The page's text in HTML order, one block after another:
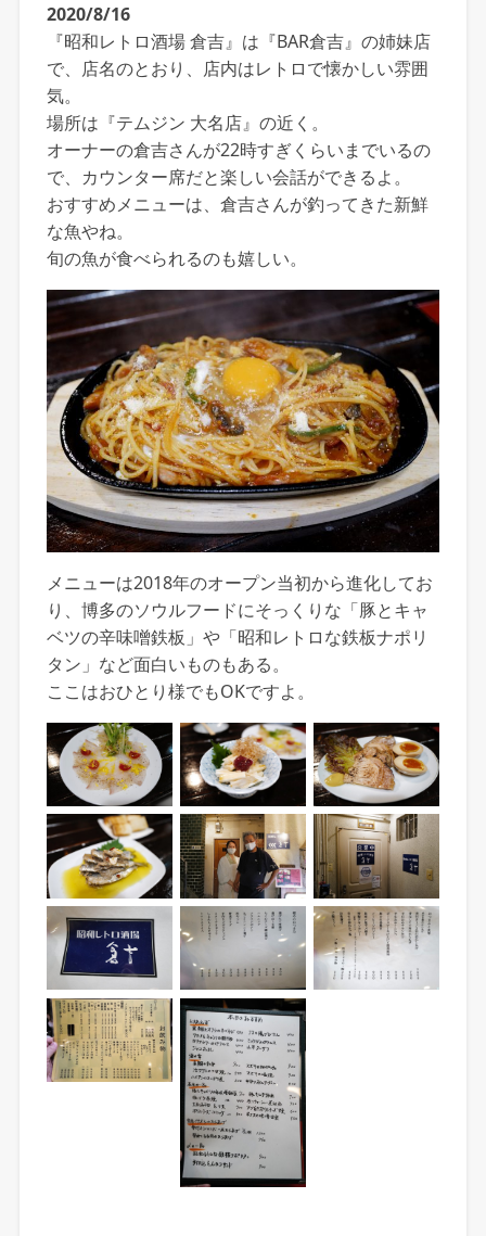
2020/8/16
『昭和レトロ酒場 倉吉』は『BAR倉吉』の姉妹店
で、店名のとおり、店内はレトロで懐かしい雰囲
気。
場所は『テムジン 大名店』の近く。
オーナーの倉吉さんが22時すぎくらいまでいるの
で、カウンター席だと楽しい会話ができるよ。
おすすめメニューは、倉吉さんが釣ってきた新鮮
な魚やね。
旬の魚が食べられるのも嬉しい。
メニューは2018年のオープン当初から進化してお
り、博多のソウルフードにそっくりな「豚とキャ
ベツの辛味噌鉄板」や「昭和レトロな鉄板ナポリ
タン」など面白いものもある。
ここはおひとり様でもOKですよ。